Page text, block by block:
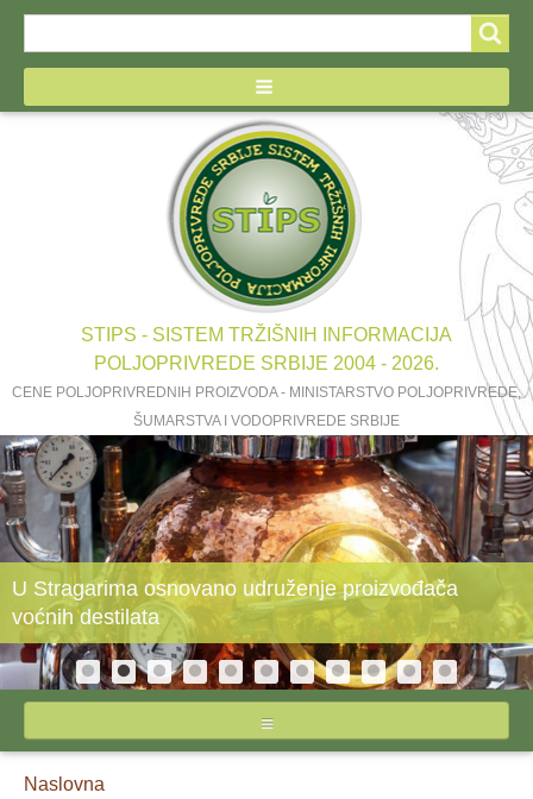
Search
form
STIPS - SISTEM TRŽIŠNIH INFORMACIJA
POLJOPRIVREDE SRBIJE 2004 - 2026.
CENE POLJOPRIVREDNIH PROIZVODA - MINISTARSTVO POLJOPRIVREDE,
ŠUMARSTVA I VODOPRIVREDE SRBIJE
U Stragarima osnovano udruženje proizvođača
voćnih destilata
NASLOVNA
Breadcrumbs
You
Naslovna